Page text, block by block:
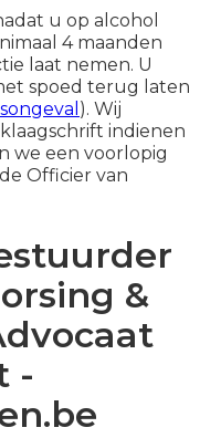
u op alcohol
4 maanden
laat nemen. U
spoed terug laten
). Wij
indienen
we een voorlopig
Officier van
&
-